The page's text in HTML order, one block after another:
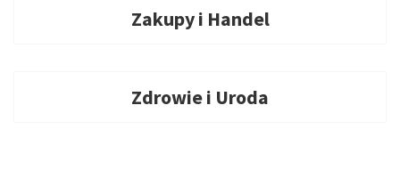
Zakupy i Handel
Zdrowie i Uroda